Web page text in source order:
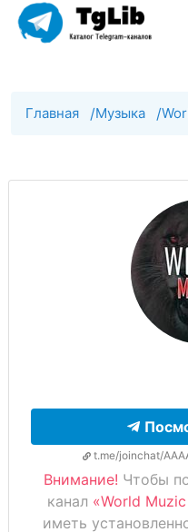
Главная /Музыка /
t.me/joinchat/
Внимание! Чтобы
канал «World
иметь